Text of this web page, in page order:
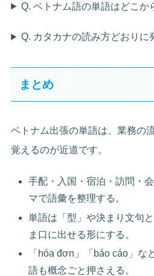
Q. ベトナム語の単語はどこか
Q. カタカナの読み方どおりに
まとめ
ベトナム出張の単語は、業務の
覚えるのが近道です。
手配・入国・宿泊・訪問・
マで語彙を整理する。
単語は「型」や決まり文句
ま口に出せる形にする。
「hóa đơn」「báo cáo」な
語も概念ごと押さえる。